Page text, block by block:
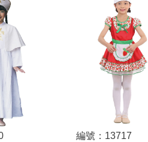
編號：13717